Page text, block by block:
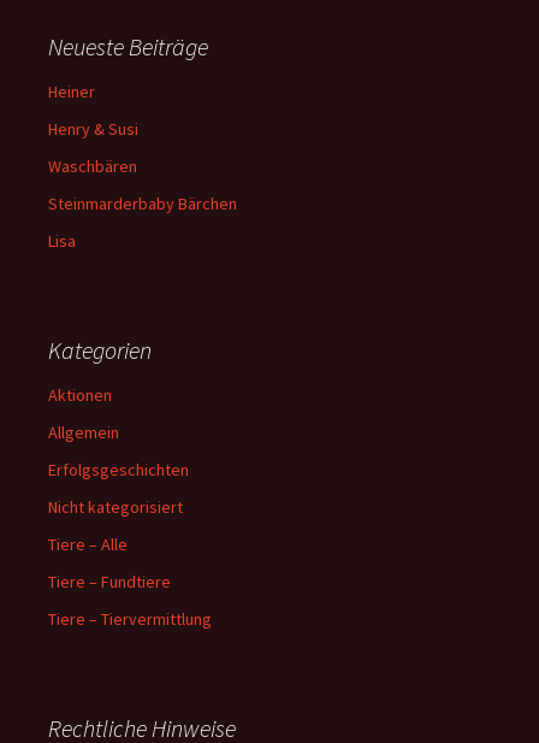
Neueste Beiträge
Heiner
Henry & Susi
Waschbären
Steinmarderbaby Bärchen
Lisa
Kategorien
Aktionen
Allgemein
Erfolgsgeschichten
Nicht kategorisiert
Tiere – Alle
Tiere – Fundtiere
Tiere – Tiervermittlung
Rechtliche Hinweise